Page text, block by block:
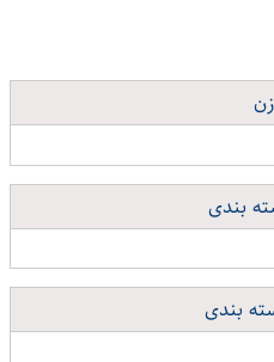
بندی
بندی